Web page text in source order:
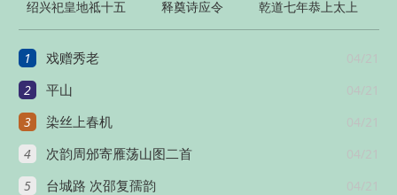
绍兴祀皇地祗十五
首
释奠诗应令
乾道七年恭上太上
皇帝太上皇后尊号
1 04/21
戏赠秀老
2 04/21
平山
3 04/21
染丝上春机
4 04/21
次韵周邠寄雁荡山图二首
5 04/21
台城路 次邵复孺韵